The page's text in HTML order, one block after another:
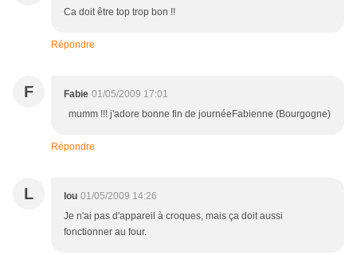
Ca doit être top trop bon !!
Répondre
F Fabie 01/05/2009 17:01
mumm !!! j'adore bonne fin de journéeFabienne (Bourgogne)
Répondre
L lou 01/05/2009 14:26
Je n'ai pas d'appareil à croques, mais ça doit aussi
fonctionner au four.